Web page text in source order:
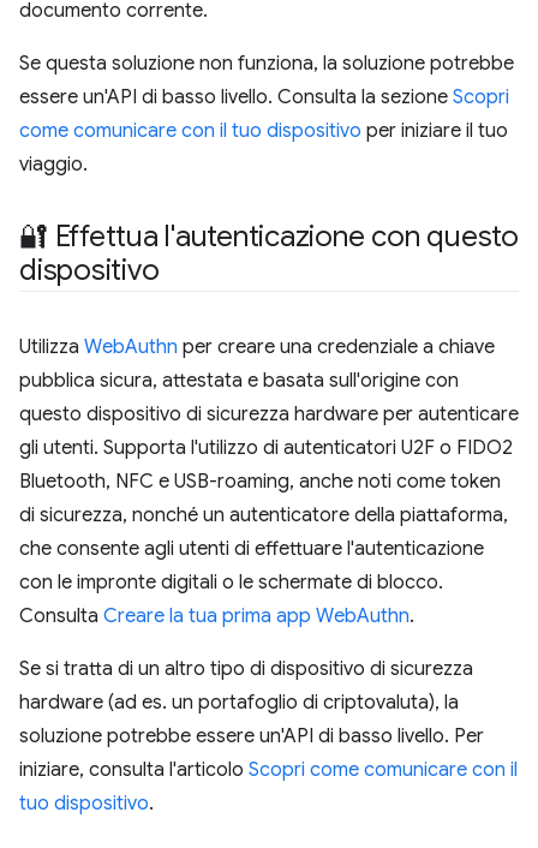
documento corrente.
Se questa soluzione non funziona, la soluzione potrebbe
essere un'API di basso livello. Consulta la sezione Scopri
come comunicare con il tuo dispositivo per iniziare il tuo
viaggio.
🔐 Effettua l'autenticazione con questo
dispositivo
Utilizza WebAuthn per creare una credenziale a chiave
pubblica sicura, attestata e basata sull'origine con
questo dispositivo di sicurezza hardware per autenticare
gli utenti. Supporta l'utilizzo di autenticatori U2F o FIDO2
Bluetooth, NFC e USB-roaming, anche noti come token
di sicurezza, nonché un autenticatore della piattaforma,
che consente agli utenti di effettuare l'autenticazione
con le impronte digitali o le schermate di blocco.
Consulta Creare la tua prima app WebAuthn.
Se si tratta di un altro tipo di dispositivo di sicurezza
hardware (ad es. un portafoglio di criptovaluta), la
soluzione potrebbe essere un'API di basso livello. Per
iniziare, consulta l'articolo Scopri come comunicare con il
tuo dispositivo.